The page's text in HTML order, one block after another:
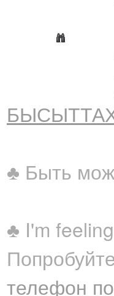
♣ Быть
♣ I'm
телефон